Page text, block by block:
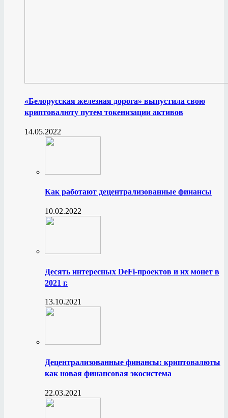
«Белорусская железная дорога» выпустила свою
криптовалюту путем токенизации активов
14.05.2022
Как работают децентрализованные финансы
10.02.2022
Десять интересных DeFi-проектов и их монет в
2021 г.
13.10.2021
Децентрализованные финансы: криптовалюты
как новая финансовая экосистема
22.03.2021